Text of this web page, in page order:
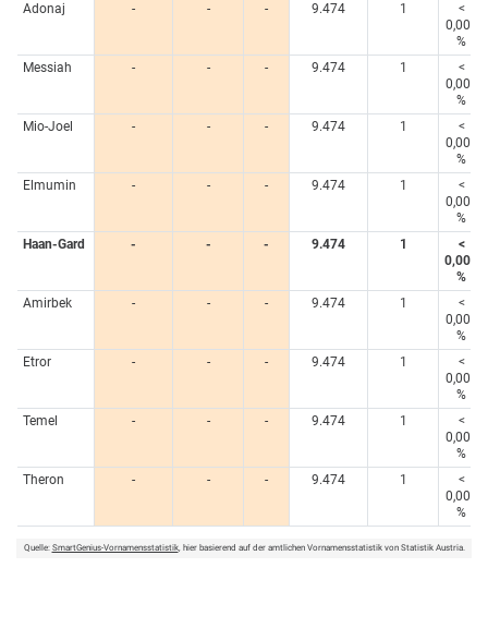
Adonaj
- - - 9.474 1
<
0,005
%
Messiah
- - - 9.474 1
<
0,005
%
Mio-Joel
- - - 9.474 1
<
0,005
%
Elmumin
- - - 9.474 1
<
0,005
%
Haan-Gard
- - - 9.474 1
<
0,005
%
Amirbek
- - - 9.474 1
<
0,005
%
Etror
- - - 9.474 1
<
0,005
%
Temel
- - - 9.474 1
<
0,005
%
Theron
- - - 9.474 1
<
0,005
%
Quelle: SmartGenius-Vornamensstatistik, hier basierend auf der amtlichen Vornamensstatistik von Statistik Austria.